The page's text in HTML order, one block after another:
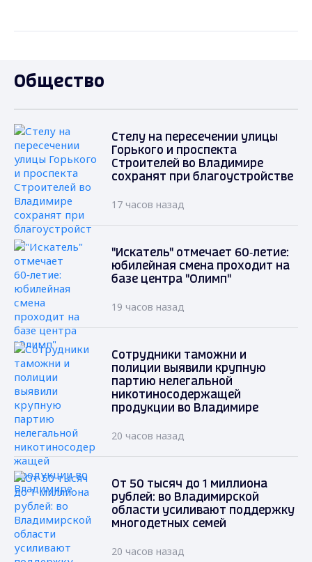
Общество
Стелу на пересечении улицы
Горького и проспекта
Строителей во Владимире
сохранят при благоустройстве
17 часов назад
"Искатель" отмечает 60‑летие:
юбилейная смена проходит на
базе центра "Олимп"
19 часов назад
Сотрудники таможни и
полиции выявили крупную
партию нелегальной
никотиносодержащей
продукции во Владимире
20 часов назад
От 50 тысяч до 1 миллиона
рублей: во Владимирской
области усиливают поддержку
многодетных семей
20 часов назад